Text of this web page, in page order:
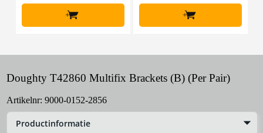
+ +
Doughty T42860 Multifix Brackets (B) (Per Pair)
Artikelnr: 9000-0152-2856
Productinformatie